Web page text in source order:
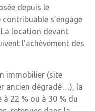
depuis le
s’engage
La location devant
l’achèvement des
immobilier (site
ancien dégradé…), la
à 22 % ou à 30 % du